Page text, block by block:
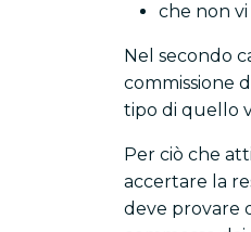
che non
Nel secondo
commissione
tipo di quello
Per ciò che
accertare la
deve provare